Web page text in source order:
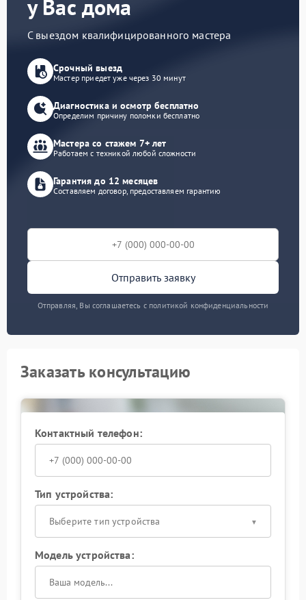
у Вас дома
С выездом квалифицированного мастера
Срочный выезд
Мастер приедет уже через 30 минут
Диагностика и осмотр бесплатно
Определим причину поломки бесплатно
Мастера со стажем 7+ лет
Работаем с техникой любой сложности
Гарантия до 12 месяцев
Составляем договор, предоставляем гарантию
Отправить заявку
Отправляя, Вы соглашаетесь с политикой конфиденциальности
Заказать консультацию
Контактный телефон:
Тип устройства:
Выберите тип устройства
Модель устройства: